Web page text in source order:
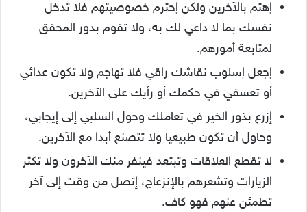
إهتم بالآخرين ولكن إحترم خصوصيتهم فلا تدخل
نفسك بما لا داعي لك به، ولا تقوم بدور المحقق
لمتابعة أمورهم.
إجعل إسلوب نقاشك راقي فلا تهاجم ولا تكون عدائي
أو تعسفي في حكمك أو رأيك على الآخرين.
إزرع بذور الخير في تعاملك وحول السلبي إلى إيجابي،
وحاول أن تكون طبيعيا ولا تتصنع أبدا مع الآخرين.
لا تقطع العلاقات وتبتعد فينفر منك الآخرون ولا تكثر
الزيارات وتشعرهم بالإنزعاج، إتصل من وقت إلى آخر
تطمئن عنهم فهو كاف.